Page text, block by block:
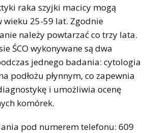
raka szyjki macicy mogą
wieku 25-59 lat. Zgodnie
należy powtarzać co trzy lata.
ŚCO wykonywane są dwa
jednego badania: cytologia
podłożu płynnym, co zapewnia
i umożliwia ocenę
komórek.
pod numerem telefonu: 609